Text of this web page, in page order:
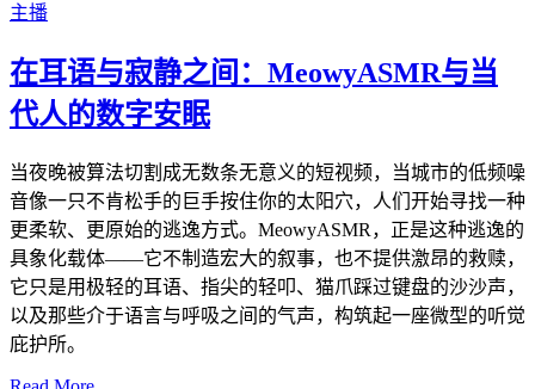
主播
在耳语与寂静之间：MeowyASMR与当
代人的数字安眠
当夜晚被算法切割成无数条无意义的短视频，当城市的低频噪
音像一只不肯松手的巨手按住你的太阳穴，人们开始寻找一种
更柔软、更原始的逃逸方式。MeowyASMR，正是这种逃逸的
具象化载体——它不制造宏大的叙事，也不提供激昂的救赎，
它只是用极轻的耳语、指尖的轻叩、猫爪踩过键盘的沙沙声，
以及那些介于语言与呼吸之间的气声，构筑起一座微型的听觉
庇护所。